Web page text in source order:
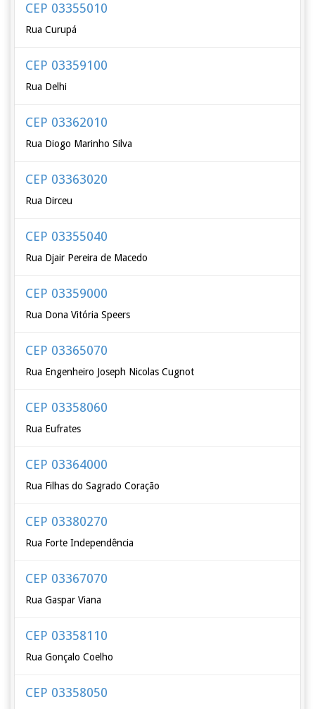
CEP 03355010
Rua Curupá
CEP 03359100
Rua Delhi
CEP 03362010
Rua Diogo Marinho Silva
CEP 03363020
Rua Dirceu
CEP 03355040
Rua Djair Pereira de Macedo
CEP 03359000
Rua Dona Vitória Speers
CEP 03365070
Rua Engenheiro Joseph Nicolas Cugnot
CEP 03358060
Rua Eufrates
CEP 03364000
Rua Filhas do Sagrado Coração
CEP 03380270
Rua Forte Independência
CEP 03367070
Rua Gaspar Viana
CEP 03358110
Rua Gonçalo Coelho
CEP 03358050